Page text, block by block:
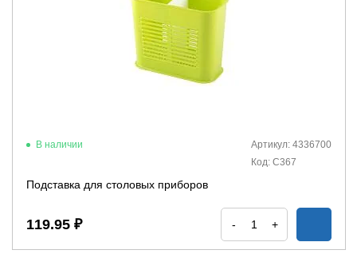
В наличии
Артикул: 4336700
Код: С367
Подставка для столовых приборов
119.95 ₽ - +